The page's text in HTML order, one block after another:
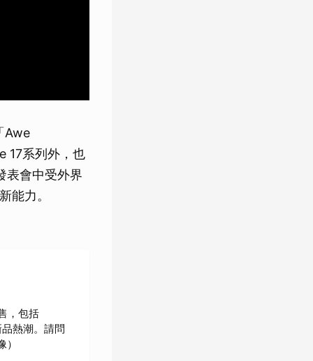
Awe
17系列外，也
表會中受外界
能力。
，包括
熱潮。請問